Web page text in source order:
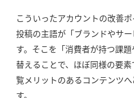
こういったアカウントの改善
投稿の主語が「ブランドやサ
す。そこを「消費者が持つ課
替えることで、ほぼ同様の要
覧メリットのあるコンテンツ
す。